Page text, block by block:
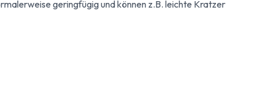
geringfügig und können z.B. leichte Kratzer